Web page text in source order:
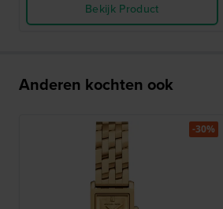
Bekijk Product
Anderen kochten ook
-30%